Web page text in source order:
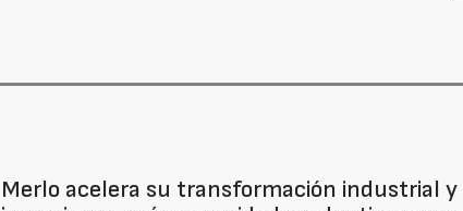
Merlo acelera su transformación industrial